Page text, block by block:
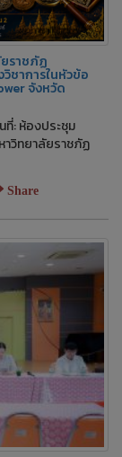
ราชภัฏ
ชาการในหัวข้อ
จังหวัด
ที่: ห้องประชุม
วิทยาลัยราชภัฏ
Share